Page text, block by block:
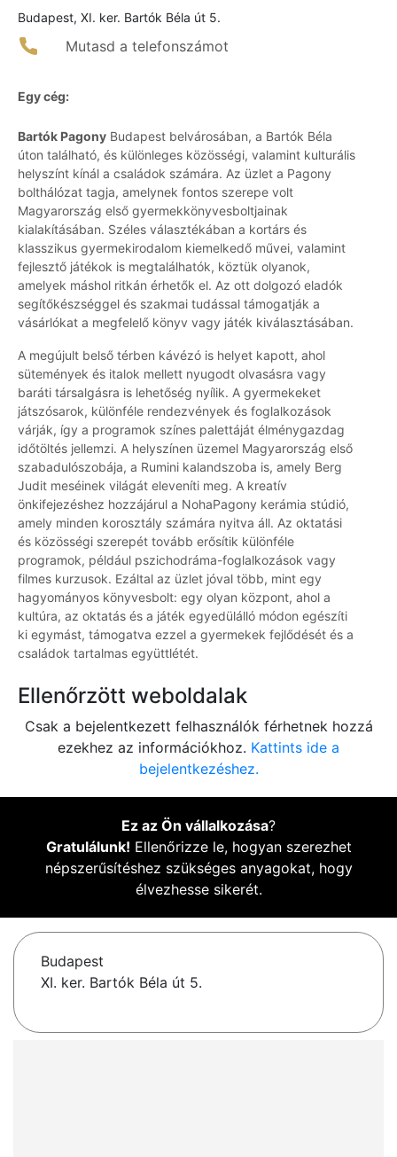
Budapest, XI. ker. Bartók Béla út 5.
Mutasd a telefonszámot
Egy cég:
Bartók Pagony Budapest belvárosában, a Bartók Béla
úton található, és különleges közösségi, valamint kulturális
helyszínt kínál a családok számára. Az üzlet a Pagony
bolthálózat tagja, amelynek fontos szerepe volt
Magyarország első gyermekkönyvesboltjainak
kialakításában. Széles választékában a kortárs és
klasszikus gyermekirodalom kiemelkedő művei, valamint
fejlesztő játékok is megtalálhatók, köztük olyanok,
amelyek máshol ritkán érhetők el. Az ott dolgozó eladók
segítőkészséggel és szakmai tudással támogatják a
vásárlókat a megfelelő könyv vagy játék kiválasztásában.
A megújult belső térben kávézó is helyet kapott, ahol
sütemények és italok mellett nyugodt olvasásra vagy
baráti társalgásra is lehetőség nyílik. A gyermekeket
játszósarok, különféle rendezvények és foglalkozások
várják, így a programok színes palettáját élménygazdag
időtöltés jellemzi. A helyszínen üzemel Magyarország első
szabadulószobája, a Rumini kalandszoba is, amely Berg
Judit meséinek világát eleveníti meg. A kreatív
önkifejezéshez hozzájárul a NohaPagony kerámia stúdió,
amely minden korosztály számára nyitva áll. Az oktatási
és közösségi szerepét tovább erősítik különféle
programok, például pszichodráma-foglalkozások vagy
filmes kurzusok. Ezáltal az üzlet jóval több, mint egy
hagyományos könyvesbolt: egy olyan központ, ahol a
kultúra, az oktatás és a játék egyedülálló módon egészíti
ki egymást, támogatva ezzel a gyermekek fejlődését és a
családok tartalmas együttlétét.
Ellenőrzött weboldalak
Csak a bejelentkezett felhasználók férhetnek hozzá
ezekhez az információkhoz. Kattints ide a
bejelentkezéshez.
Ez az Ön vállalkozása?
Gratulálunk! Ellenőrizze le, hogyan szerezhet
népszerűsítéshez szükséges anyagokat, hogy
élvezhesse sikerét.
Budapest
XI. ker. Bartók Béla út 5.